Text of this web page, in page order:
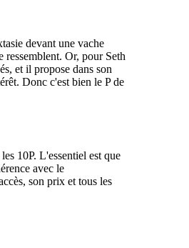
devant une vache
ressemblent. Or, pour Seth
et il propose dans son
Donc c'est bien le P de
10P. L'essentiel est que
avec le
son prix et tous les